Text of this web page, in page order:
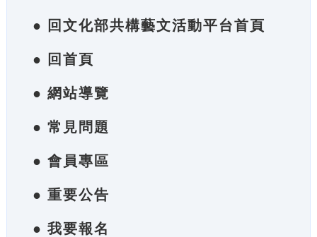
● 回文化部共構藝文活動平台首頁
● 回首頁
● 網站導覽
● 常見問題
● 會員專區
● 重要公告
● 我要報名